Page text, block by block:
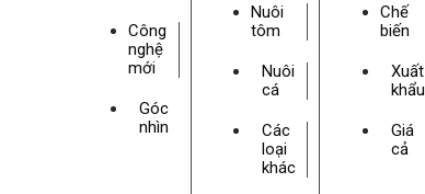
Công
nghệ
mới
Góc
nhìn
Nuôi
tôm
Nuôi
cá
Các
loại
khác
Chế
biến
Xuất
khẩu
Giá
cả